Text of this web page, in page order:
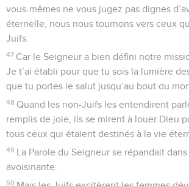
vous-mêmes ne vous jugez pas dignes
éternelle, nous nous tournons vers ceux
Juifs.
47 Car le Seigneur a bien défini notre
Je t’ai établi pour que tu sois la lumière
que tu portes le salut jusqu’au bout du
48 Quand les non-Juifs les entendirent
remplis de joie, ils se mirent à louer Dieu
tous ceux qui étaient destinés à la vie
49 La Parole du Seigneur se répandait
avoisinante.
50